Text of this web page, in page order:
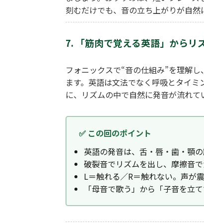
刻むだけでも、音の立ち上がりが自然
7. 「筋肉で覚える英語」からリ
フォニックスで“音の仕組み”を理解
ます。英語は文法でなく呼吸とタイ
に、リズムの中で自然に発音が流れて
✅ この回のポイント
英語の発音は、舌・唇・歯・顎
破裂音でリズムを出し、摩擦音
L＝触れる／R＝触れない。声が
「母音で歌う」から「子音を立